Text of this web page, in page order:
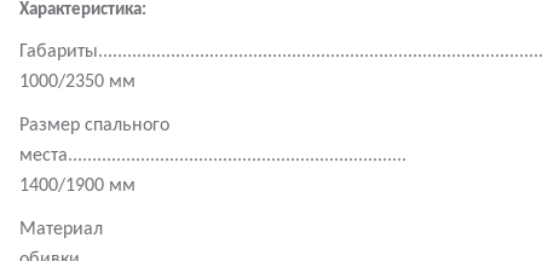
Характеристика:
1000/2350 мм
Размер спального
места......................................................................
1400/1900 мм
Материал